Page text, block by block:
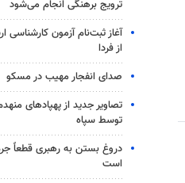
ترویج برهنگی انجام می‌شود
آغاز ثبت‌نام‌ آزمون
از فردا
صدای انفجار مهیب در مسکو
تصاویر جدید از پهپادهای
توسط سپاه
دروغ بستن به رهبری قطعاً
است